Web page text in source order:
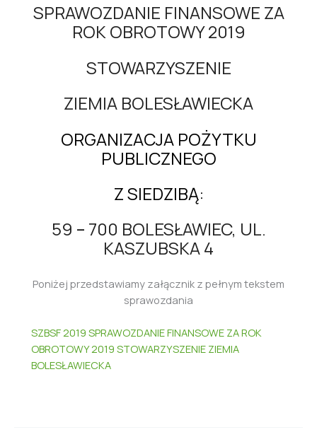
SPRAWOZDANIE FINANSOWE ZA
ROK OBROTOWY 2019
STOWARZYSZENIE
ZIEMIA BOLESŁAWIECKA
ORGANIZACJA POŻYTKU
PUBLICZNEGO
Z SIEDZIBĄ:
59 – 700 BOLESŁAWIEC, UL.
KASZUBSKA 4
Poniżej przedstawiamy załącznik z pełnym tekstem
sprawozdania
SZBSF 2019 SPRAWOZDANIE FINANSOWE ZA ROK
OBROTOWY 2019 STOWARZYSZENIE ZIEMIA
BOLESŁAWIECKA